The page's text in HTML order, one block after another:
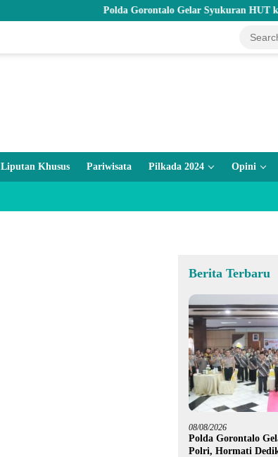
Polda Gorontalo Gelar Syukuran HUT ke-27 PP
Liputan Khusus Pariwisata Pilkada 2024 Opini
Berita Terbaru
08/08/2026
Polda Gorontalo
Polri, Hormati